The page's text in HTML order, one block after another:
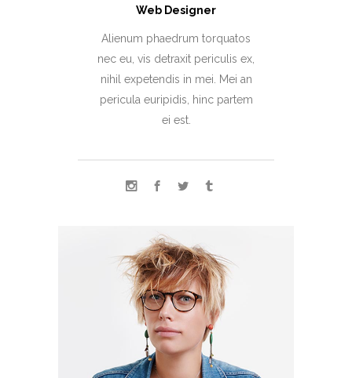
Web Designer
Alienum phaedrum torquatos
nec eu, vis detraxit periculis ex,
nihil expetendis in mei. Mei an
pericula euripidis, hinc partem
ei est.